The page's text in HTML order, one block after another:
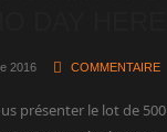
2016 COMMENTAIRE
présenter le lot de 500